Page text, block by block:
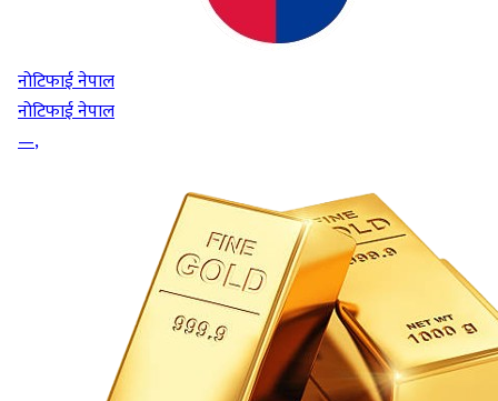
नोटिफाई नेपाल
नोटिफाई नेपाल
—,